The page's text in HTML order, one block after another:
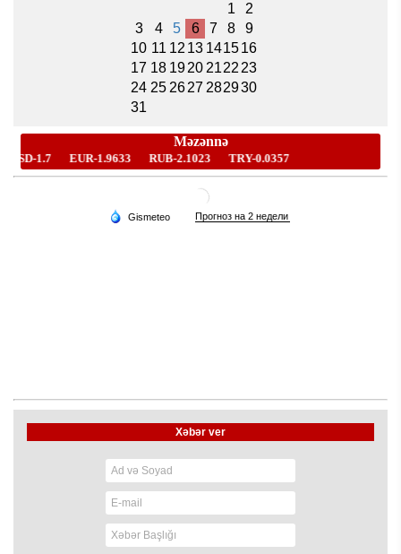
1
2
3
4 5 6 7 8
9
10 11 12 13 141516
17 18 19 20 2122 23
24 25 26 27 282930
31
Xəbər ver